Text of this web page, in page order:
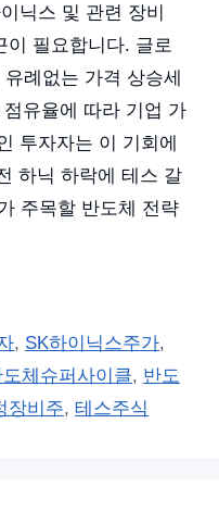
닉스 및 관련 장비
이 필요합니다. 글로
례없는 가격 상승세
유율에 따라 기업 가
투자자는 이 기회에
하닉 하락에 테스 갈
주목할 반도체 전략
, SK하이닉스주가,
도체슈퍼사이클, 반도
장비주, 테스주식